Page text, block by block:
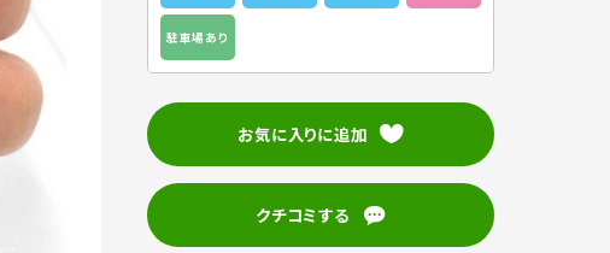
駐車場あり
お気に入りに追加
クチコミする